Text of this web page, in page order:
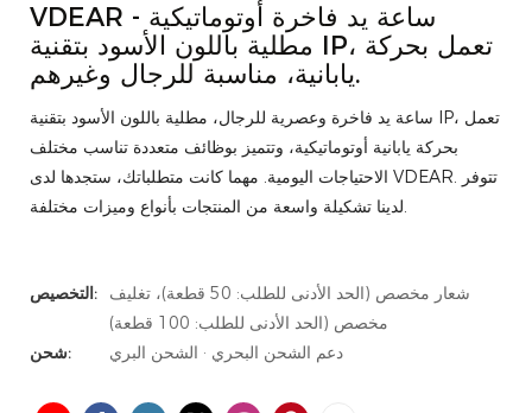
VDEAR - ساعة يد فاخرة أوتوماتيكية
مطلية باللون الأسود بتقنية IP، تعمل بحركة
يابانية، مناسبة للرجال وغيرهم.
ساعة يد فاخرة وعصرية للرجال، مطلية باللون الأسود بتقنية IP، تعمل
بحركة يابانية أوتوماتيكية، وتتميز بوظائف متعددة تناسب مختلف
الاحتياجات اليومية. مهما كانت متطلباتك، ستجدها لدى VDEAR. تتوفر
لدينا تشكيلة واسعة من المنتجات بأنواع وميزات مختلفة.
التخصيص:
شعار مخصص (الحد الأدنى للطلب: 50 قطعة)، تغليف
مخصص (الحد الأدنى للطلب: 100 قطعة)
شحن:
دعم الشحن البحري · الشحن البري